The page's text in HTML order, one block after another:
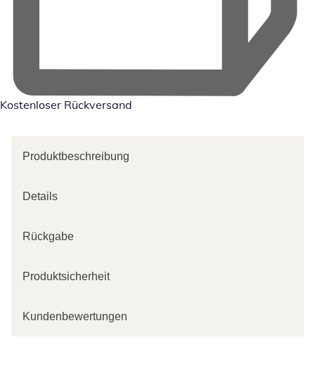
Kostenloser Rückversand
Produktbeschreibung
Details
Rückgabe
Produktsicherheit
Kundenbewertungen